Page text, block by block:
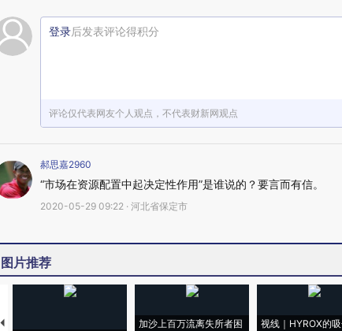
登录后发表评论得积分
评论仅代表网友个人观点，不代表财新网观点
郝思嘉2960
“市场在资源配置中起决定性作用”是谁说的？要言而有信。
2020-05-29 09:22 · 河北省保定市
图片推荐
加沙上百万流离失所者困
视线｜HYROX的